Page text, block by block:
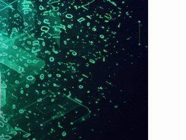
Produits physiques
Santé et Forme
Social & Communauté
Tech & Développement
Travail & Productivité
Voyage